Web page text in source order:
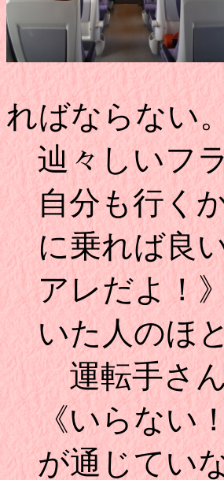
ればならない。
辿々しいフラ
自分も行くか
に乗れば良い
アレだよ！》
いた人のほ
運転手さん
《いらない
が通じてい